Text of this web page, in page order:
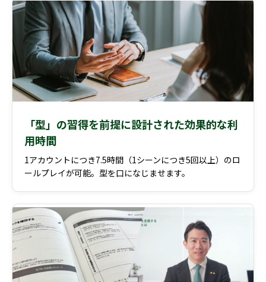
「型」の習得を前提に設計された効果的な利
用時間
1アカウントにつき7.5時間（1シーンにつき5回以上）のロ
ールプレイが可能。型を口になじませます。